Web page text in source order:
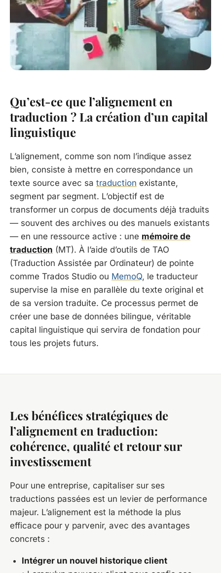
Qu’est-ce que l’alignement en
traduction ? La création d’un capital
linguistique
L’alignement, comme son nom l’indique assez
bien, consiste à mettre en correspondance un
texte source avec sa traduction existante,
segment par segment. L’objectif est de
transformer un corpus de documents déjà traduits
— souvent des archives ou des manuels existants
— en une ressource active : une mémoire de
traduction (MT). À l’aide d’outils de TAO
(Traduction Assistée par Ordinateur) de pointe
comme Trados Studio ou MemoQ, le traducteur
supervise la mise en parallèle du texte original et
de sa version traduite. Ce processus permet de
créer une base de données bilingue, véritable
capital linguistique qui servira de fondation pour
tous les projets futurs.
Les bénéfices stratégiques de
l’alignement en traduction:
cohérence, qualité et retour sur
investissement
Pour une entreprise, capitaliser sur ses
traductions passées est un levier de performance
majeur. L’alignement est la méthode la plus
efficace pour y parvenir, avec des avantages
concrets :
Intégrer un nouvel historique client